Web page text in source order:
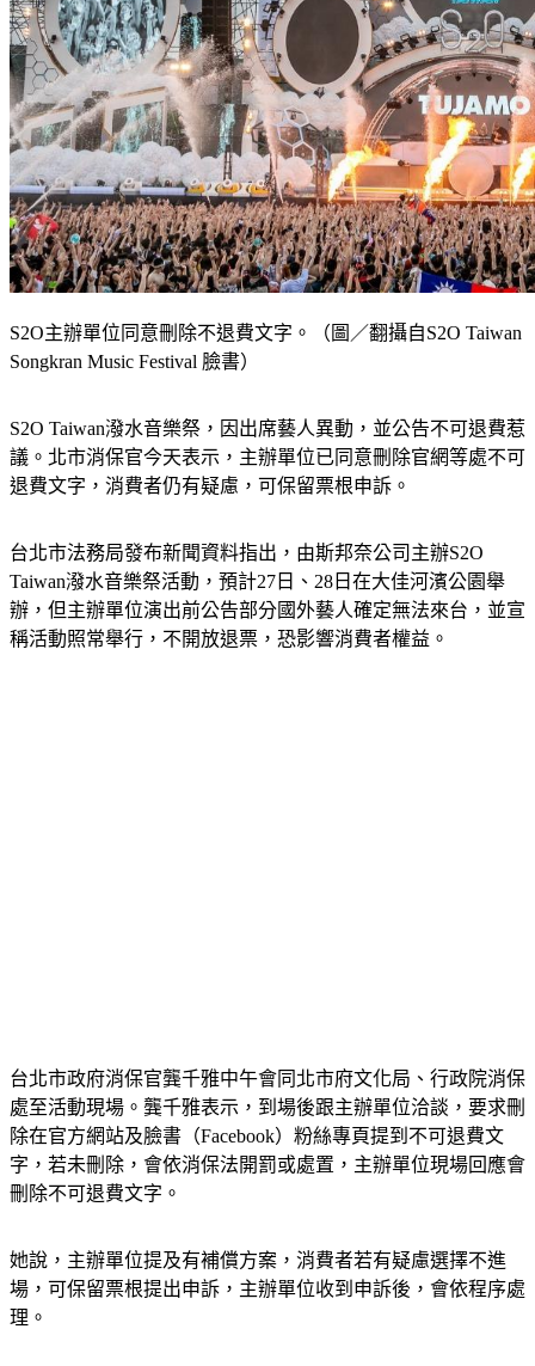
S2O主辦單位同意刪除不退費文字。（圖／翻攝自S2O Taiwan
Songkran Music Festival 臉書）
S2O Taiwan潑水音樂祭，因出席藝人異動，並公告不可退費惹
議。北市消保官今天表示，主辦單位已同意刪除官網等處不可
退費文字，消費者仍有疑慮，可保留票根申訴。
台北市法務局發布新聞資料指出，由斯邦奈公司主辦S2O
Taiwan潑水音樂祭活動，預計27日、28日在大佳河濱公園舉
辦，但主辦單位演出前公告部分國外藝人確定無法來台，並宣
稱活動照常舉行，不開放退票，恐影響消費者權益。
台北市政府消保官龔千雅中午會同北市府文化局、行政院消保
處至活動現場。龔千雅表示，到場後跟主辦單位洽談，要求刪
除在官方網站及臉書（Facebook）粉絲專頁提到不可退費文
字，若未刪除，會依消保法開罰或處置，主辦單位現場回應會
刪除不可退費文字。
她說，主辦單位提及有補償方案，消費者若有疑慮選擇不進
場，可保留票根提出申訴，主辦單位收到申訴後，會依程序處
理。